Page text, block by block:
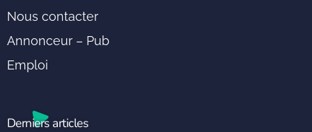
Nous contacter
Annonceur – Pub
Emploi
Derniers articles